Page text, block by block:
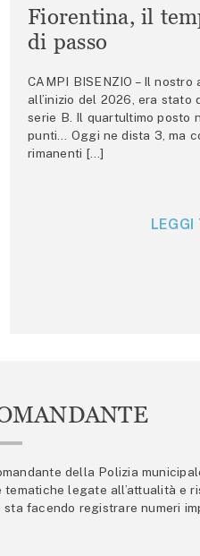
Fiorentina, il
di passo
CAMPI BISENZIO – Il
all’inizio del 2026, era stato
serie B. Il quartultimo posto
punti… Oggi ne dista 3, ma
rimanenti […]
della Polizia
legate all’attualità e
facendo registrare numeri